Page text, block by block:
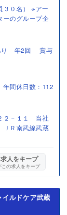
０名） ※アー
ーのグループ企
り 年2回 賞与
間休日数：112
２－１１ 当社
ＪＲ南武線武蔵
求人をキープ
この求人をキープ
ルドケア武蔵